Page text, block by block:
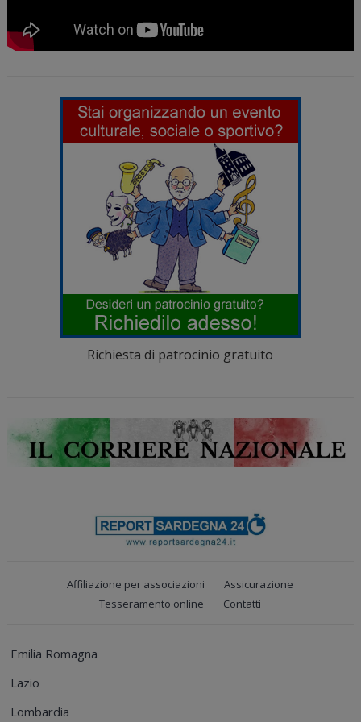
Richiesta di patrocinio gratuito
Affiliazione per associazioni
Assicurazione
Tesseramento online
Contatti
Emilia Romagna
Lazio
Lombardia